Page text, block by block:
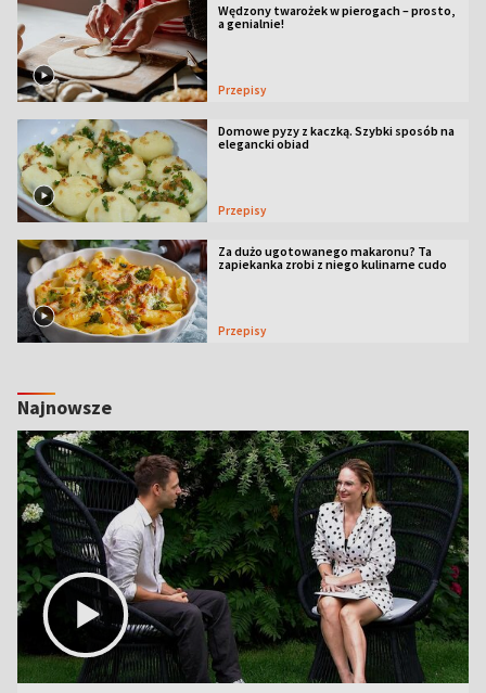
Wędzony twarożek w pierogach – prosto,
a genialnie!
Przepisy
Domowe pyzy z kaczką. Szybki sposób na
elegancki obiad
Przepisy
Za dużo ugotowanego makaronu? Ta
zapiekanka zrobi z niego kulinarne cudo
Przepisy
Najnowsze